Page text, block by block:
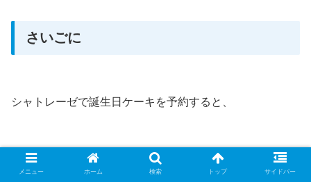
さいごに
シャトレーゼで誕生日ケーキを予約すると、
ソフトスパークリングドリンク
ピザ1枚
メニュー ホーム 検索 トップ サイドバー